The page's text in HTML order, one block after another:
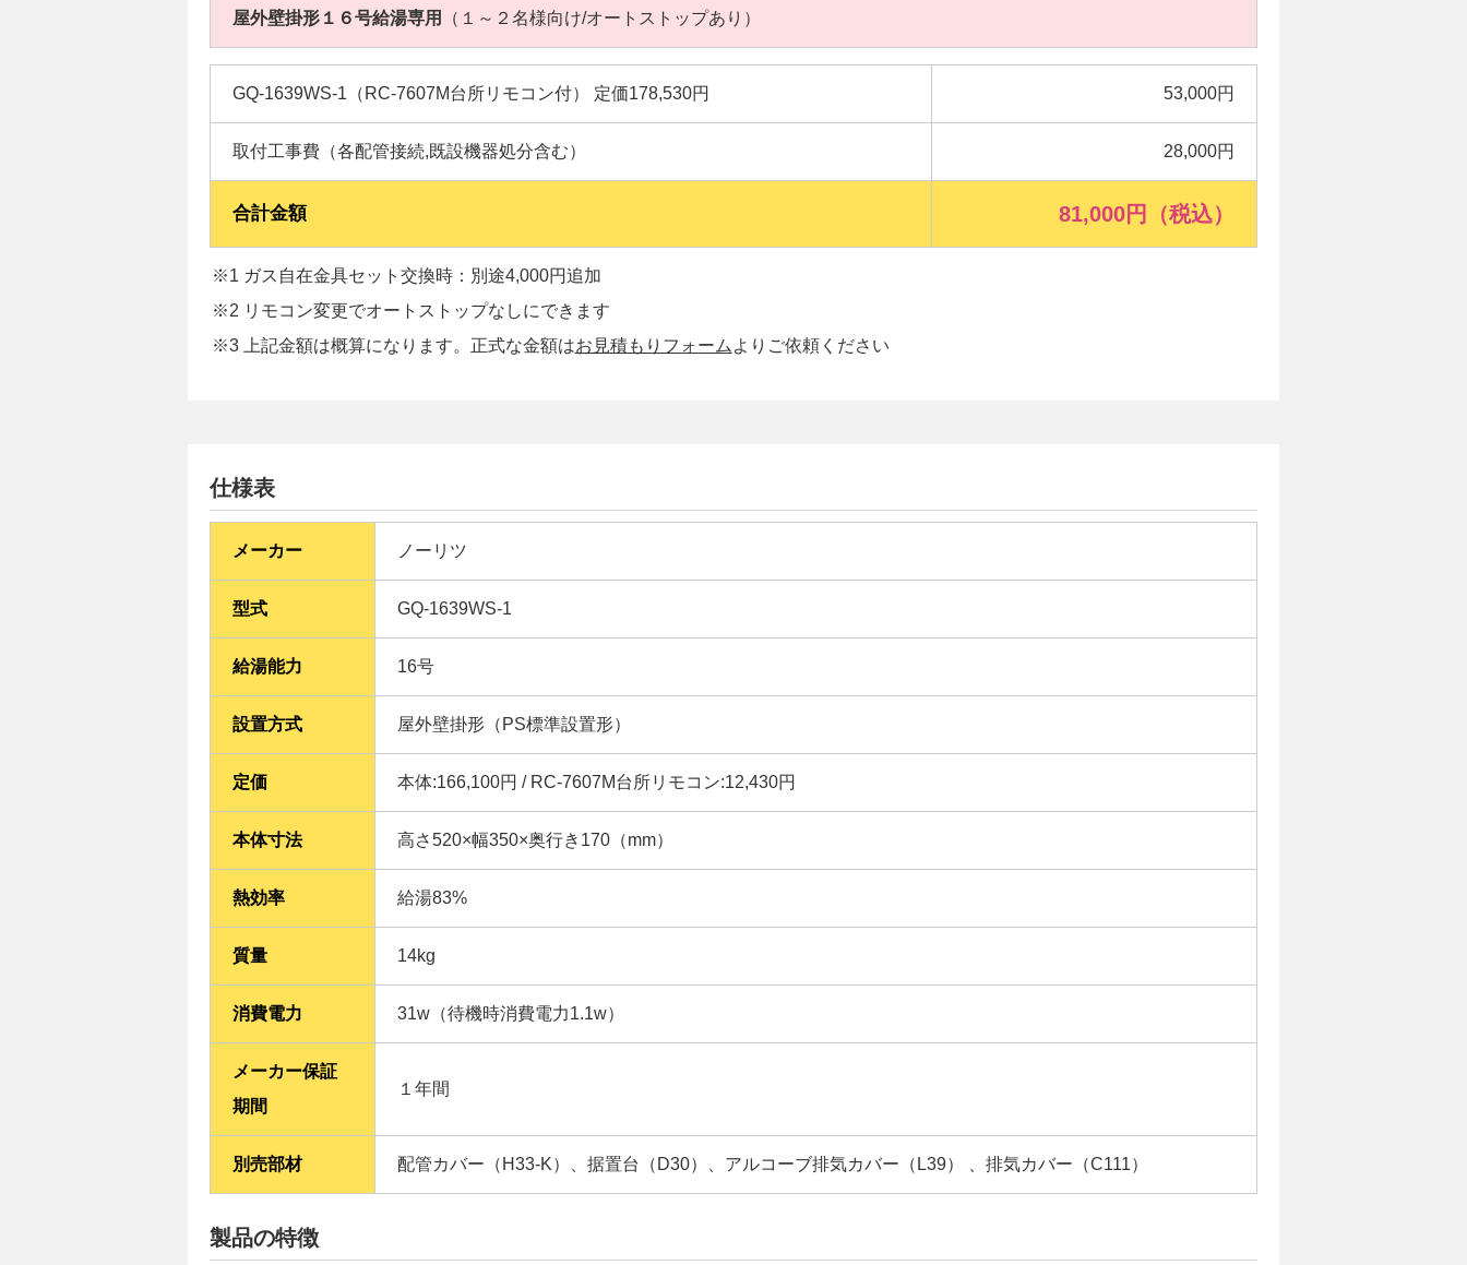
屋外壁掛形１６号給湯専用 （１～２名様向け/オートストップあり）
GQ-1639WS-1（RC-7607M台所リモコン付） 定価178,530円 53,000円
取付工事費（各配管接続,既設機器処分含む） 28,000円
合計金額 81,000円（税込）
※1 ガス自在金具セット交換時：別途4,000円追加
※2 リモコン変更でオートストップなしにできます
※3 上記金額は概算になります。正式な金額はお見積もりフォーム よりご依頼ください
仕様表
メーカー ノーリツ
型式 GQ-1639WS-1
給湯能力 16号
設置方式 屋外壁掛形（PS標準設置形）
定価 本体:166,100円 / RC-7607M台所リモコン:12,430円
本体寸法 高さ520×幅350×奥行き170（mm）
熱効率 給湯83%
質量 14kg
消費電力 31w（待機時消費電力1.1w）
メーカー保証
期間
１年間
別売部材 配管カバー（H33-K）、据置台（D30）、アルコーブ排気カバー（L39） 、排気カバー（C111）
製品の特徴